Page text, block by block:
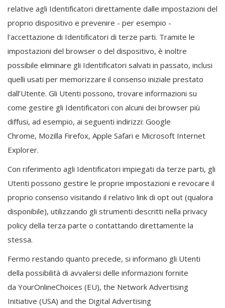
relative agli Identificatori direttamente dalle impostazioni del
proprio dispositivo e prevenire - per esempio -
l'accettazione di Identificatori di terze parti. Tramite le
impostazioni del browser o del dispositivo, è inoltre
possibile eliminare gli Identificatori salvati in passato, inclusi
quelli usati per memorizzare il consenso iniziale prestato
dall’Utente. Gli Utenti possono, trovare informazioni su
come gestire gli Identificatori con alcuni dei browser più
diffusi, ad esempio, ai seguenti indirizzi: Google
Chrome, Mozilla Firefox, Apple Safari e Microsoft Internet
Explorer.
Con riferimento agli Identificatori impiegati da terze parti, gli
Utenti possono gestire le proprie impostazioni e revocare il
proprio consenso visitando il relativo link di opt out (qualora
disponibile), utilizzando gli strumenti descritti nella privacy
policy della terza parte o contattando direttamente la
stessa.
Fermo restando quanto precede, si informano gli Utenti
della possibilità di avvalersi delle informazioni fornite
da YourOnlineChoices (EU), the Network Advertising
Initiative (USA) and the Digital Advertising